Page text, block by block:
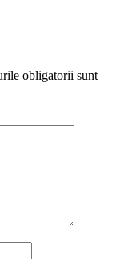
obligatorii sunt